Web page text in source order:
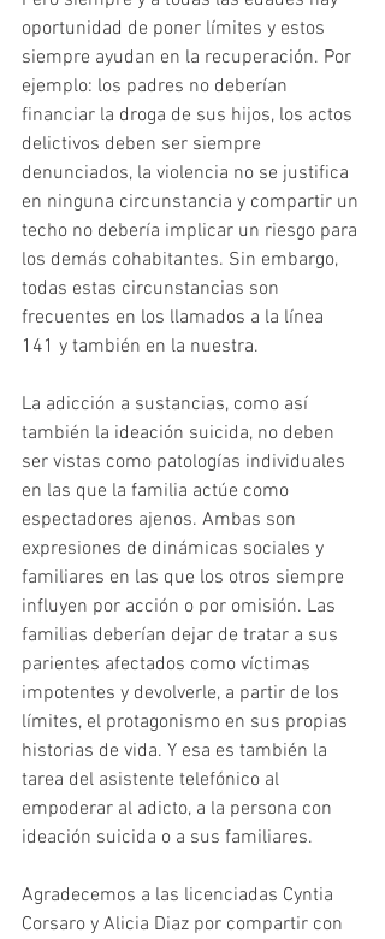
oportunidad de poner límites y estos
siempre ayudan en la recuperación. Por
ejemplo: los padres no deberían
financiar la droga de sus hijos, los actos
delictivos deben ser siempre
denunciados, la violencia no se justifica
en ninguna circunstancia y compartir un
techo no debería implicar un riesgo para
los demás cohabitantes. Sin embargo,
todas estas circunstancias son
frecuentes en los llamados a la línea
141 y también en la nuestra.
La adicción a sustancias, como así
también la ideación suicida, no deben
ser vistas como patologías individuales
en las que la familia actúe como
espectadores ajenos. Ambas son
expresiones de dinámicas sociales y
familiares en las que los otros siempre
influyen por acción o por omisión. Las
familias deberían dejar de tratar a sus
parientes afectados como víctimas
impotentes y devolverle, a partir de los
límites, el protagonismo en sus propias
historias de vida. Y esa es también la
tarea del asistente telefónico al
empoderar al adicto, a la persona con
ideación suicida o a sus familiares.
Agradecemos a las licenciadas Cyntia
Corsaro y Alicia Diaz por compartir con